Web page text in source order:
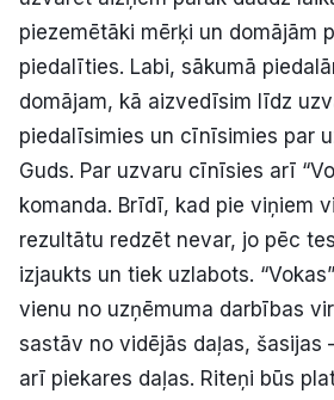
piezemētāki mērķi un domājām
piedalīties. Labi, sākumā
domājam, kā aizvedīsim līdz
piedalīsimies un cīnīsimies par
Guds. Par uzvaru cīnīsies arī
komanda. Brīdī, kad pie viņiem
rezultātu redzēt nevar, jo pēc
izjaukts un tiek uzlabots.
vienu no uzņēmuma darbības
sastāv no vidējās daļas, šasijas
arī piekares daļas. Riteņi būs